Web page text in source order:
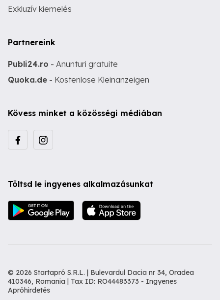
Exkluzív kiemelés
Partnereink
Publi24.ro - Anunturi gratuite
Quoka.de - Kostenlose Kleinanzeigen
Kövess minket a közösségi médiában
Töltsd le ingyenes alkalmazásunkat
© 2026 Startapró S.R.L. | Bulevardul Dacia nr 34, Oradea
410346, Romania | Tax ID: RO44483373 - Ingyenes
Apróhirdetés